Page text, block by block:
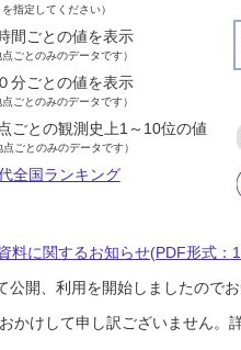
を指定してください）
間ごとの値を表示
点ごとのみのデータです）
分ごとの値を表示
点ごとのみのデータです）
ごとの観測史上1～10位の値
点ごとのみのデータです）
全国ランキング
料に関するお知らせ(PDF形式：
開、利用を開始しましたので
かけして申し訳ございません。